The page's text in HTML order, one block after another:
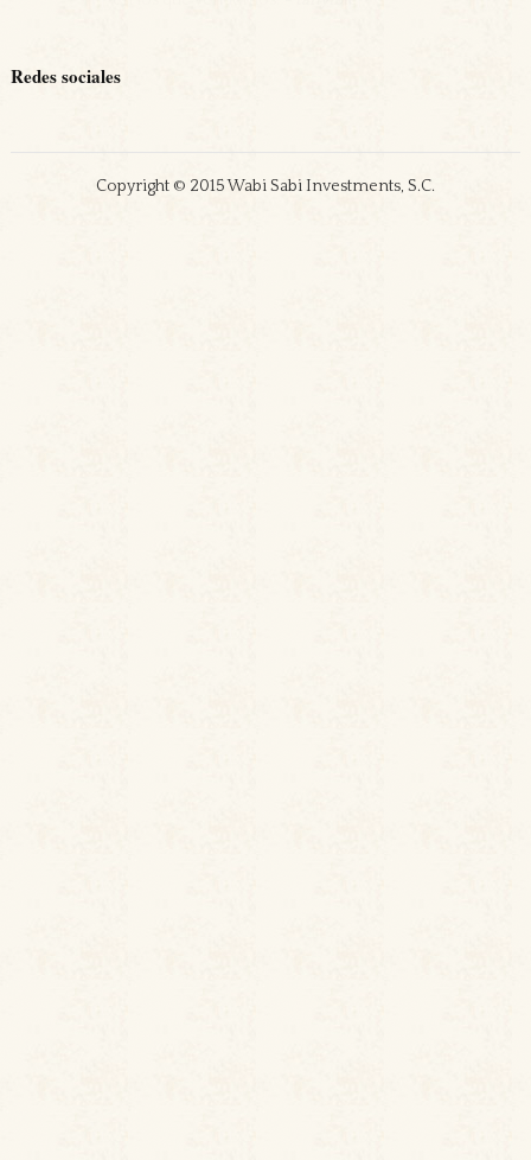
Redes sociales
Copyright © 2015 Wabi Sabi Investments, S.C.